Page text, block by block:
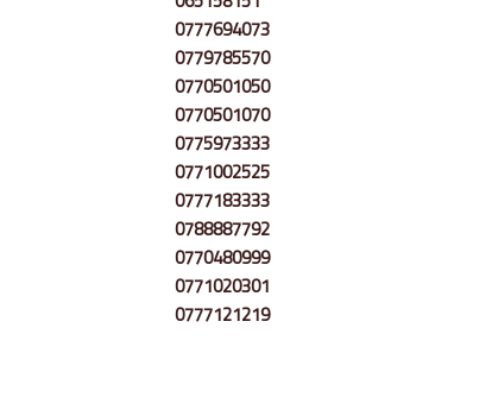
0777694073
0779785570
0770501050
0770501070
0775973333
0771002525
0777183333
0788887792
0770480999
0771020301
0777121219